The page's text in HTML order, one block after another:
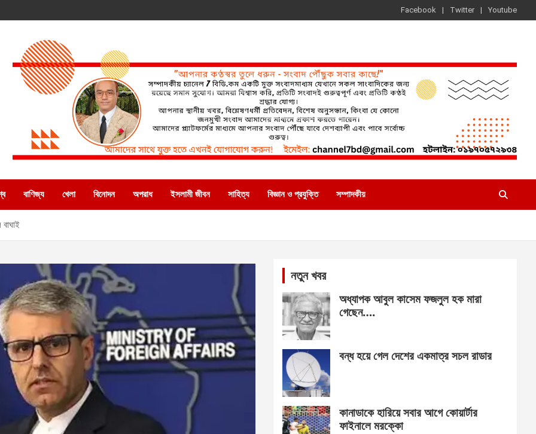
Facebook Twitter Youtube
বাণিজ্য খেলা বিনোদন অপরাধ ইসলামী জীবন সাহিত্য বিজ্ঞান ও প্রযুক্তি সম্পাদকীয়
নতুন খবর
অধ্যাপক আবুল কাসেম ফজলুল হক মারা
গেছেন….
বন্ধ হয়ে গেল দেশের একমাত্র সচল রাডার
কানাডাকে হারিয়ে সবার আগে কোয়ার্টার
ফাইনালে মরক্কো